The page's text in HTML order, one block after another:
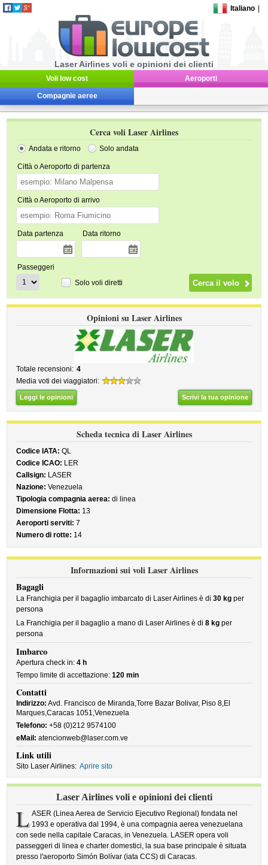
Italiano
Laser Airlines voli e opinioni dei clienti
Voli low cost Aeroporti
Compagnie aeree
Cerca voli Laser Airlines
Andata e ritorno Solo andata
Città o Aeroporto di partenza
Città o Aeroporto di arrivo
Data partenza Data ritorno
Passeggeri
Solo voli diretti
Opinioni su Laser Airlines
Totale recensioni: 4
Media voti dei viaggiatori:
Leggi le opinioni Scrivi la tua opinione
Scheda tecnica di Laser Airlines
Codice IATA: QL
Codice ICAO: LER
Callsign: LASER
Nazione: Venezuela
Tipologia compagnia aerea: di linea
Dimensione Flotta: 13
Aeroporti serviti: 7
Numero di rotte: 14
Informazioni sui voli Laser Airlines
Bagagli
La Franchigia per il bagaglio imbarcato di Laser Airlines è di30 kg per
persona
La Franchigia per il bagaglio a mano di Laser Airlines è di8 kg per
persona
Imbarco
Apertura check in:4 h
Tempo limite di accettazione:120 min
Contatti
Indirizzo: Avd. Francisco de Miranda,Torre Bazar Bolivar, Piso 8,El
Marques,Caracas 1051,Venezuela
Telefono: +58 (0)212 9574100
eMail: atencionweb@laser.com.ve
Link utili
Sito Laser Airlines: Aprire sito
Laser Airlines voli e opinioni dei clienti
L ASER (Linea Aerea de Servicio Ejecutivo Regional) fondata nel
1993 e operativa dal 1994, è una compagnia aerea venezuelana
con sede nella capitale Caracas, in Venezuela. LASER opera voli
passeggeri di linea e charter domestici, la sua base principale è situata
presso l'aeroporto Simón Bolívar (iata CCS) di Caracas.